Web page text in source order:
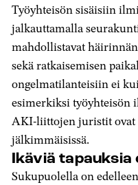
Työyhteisön sisäisiin
jalkauttamalla
mahdollistavat
sekä ratkaisemisen
ongelmatilanteisiin ei
esimerkiksi
AKI-liittojen juristit ovat
jälkimmäisissä.
Ikäviä tapauksia
Sukupuolella on